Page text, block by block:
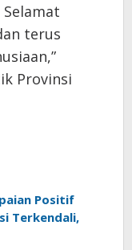
terus
Provinsi
Positif
Terkendali,